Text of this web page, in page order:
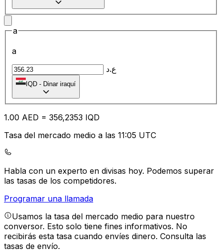
a
a
ع.د
IQD - Dinar iraquí
1.00 AED = 356,2353 IQD
Tasa del mercado medio a las 11:05 UTC
Habla con un experto en divisas hoy. Podemos superar
las tasas de los competidores.
Programar una llamada
Usamos la tasa del mercado medio para nuestro
conversor. Esto solo tiene fines informativos. No
recibirás esta tasa cuando envíes dinero. Consulta las
tasas de envío.